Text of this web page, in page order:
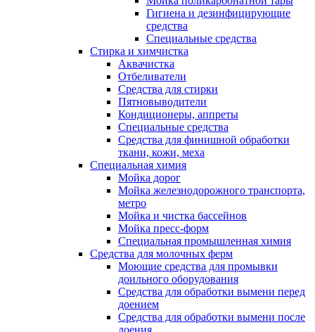
Гигиена и дезинфицирующие
средства
Специальные средства
Стирка и химчистка
Аквачистка
Отбеливатели
Средства для стирки
Пятновыводители
Кондиционеры, аппреты
Специальные средства
Средства для финишной обработки
ткани, кожи, меха
Специальная химия
Мойка дорог
Мойка железнодорожного транспорта,
метро
Мойка и чистка бассейнов
Мойка пресс-форм
Специальная промышленная химия
Средства для молочных ферм
Моющие средства для промывки
доильного оборудования
Средства для обработки вымени перед
доением
Средства для обработки вымени после
доения